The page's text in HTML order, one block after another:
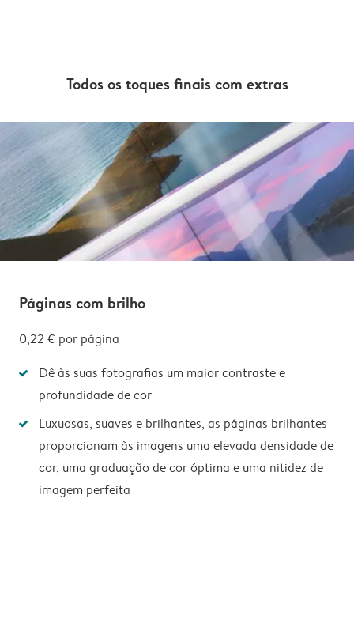
Todos os toques finais com extras
Páginas com brilho
0,22 € por página
Dê às suas fotografias um maior contraste e
profundidade de cor
Luxuosas, suaves e brilhantes, as páginas brilhantes
proporcionam às imagens uma elevada densidade de
cor, uma graduação de cor óptima e uma nitidez de
imagem perfeita